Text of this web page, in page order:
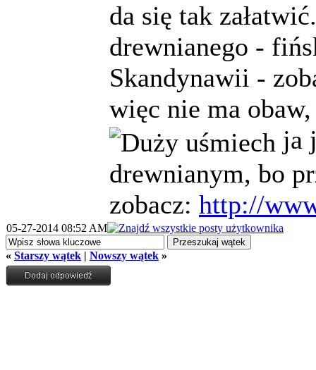
da się tak
drewnianego -
Skandynawii -
więc nie ma
ja
drewnianym, bo
zobacz: http://
05-27-2014 08:52 AM
« Starszy wątek | Nowszy wątek »